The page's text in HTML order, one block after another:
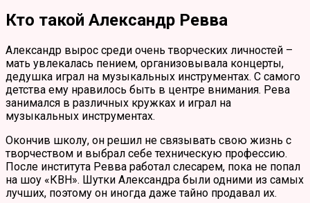
Кто такой Александр Ревва
Александр вырос среди очень творческих личностей –
мать увлекалась пением, организовывала концерты,
дедушка играл на музыкальных инструментах. С самого
детства ему нравилось быть в центре внимания. Рева
занимался в различных кружках и играл на
музыкальных инструментах.
Окончив школу, он решил не связывать свою жизнь с
творчеством и выбрал себе техническую профессию.
После института Ревва работал слесарем, пока не попал
на шоу «КВН». Шутки Александра были одними из самых
лучших, поэтому он иногда даже тайно продавал их.